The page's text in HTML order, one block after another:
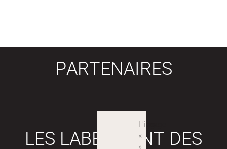
PARTENAIRES
LES LABEX SONT DES